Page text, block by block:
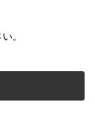
。